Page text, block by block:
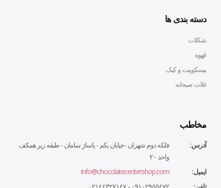
دسته بندی ها
شکلات
قهوه
بیسکوییت و کیک
غلات صبحانه
مخاطب
آدرس:
فلكه دوم شهران -خيابان يكم - پاساژ سامان - طبقه زير همكف
واحد ٢٠
ایمیل:
info@chocolatecentershop.com
تلفن:
٠٩١٠٢٩٥٥٤٧٢ - ٠٢١٤٤٣٢٧١٤٧